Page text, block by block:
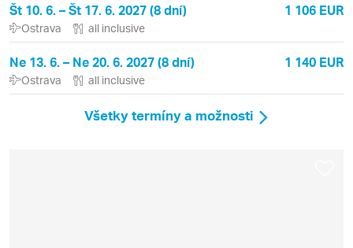
Št 10. 6. – Št 17. 6. 2027 (8 dní) 1 106 EUR
Ostrava all inclusive
Ne 13. 6. – Ne 20. 6. 2027 (8 dní) 1 140 EUR
Ostrava all inclusive
Všetky termíny a možnosti